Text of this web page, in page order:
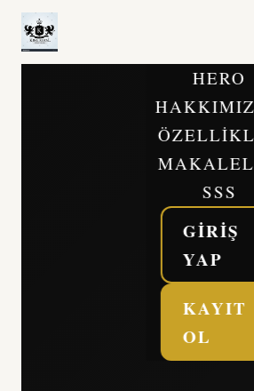
HERO
SSS
GIRIŞ
YAP
KAYIT
OL